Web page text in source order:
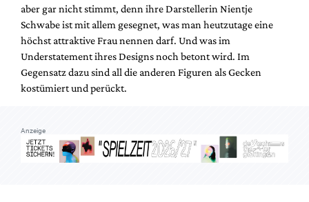
aber gar nicht stimmt, denn ihre Darstellerin Nientje
Schwabe ist mit allem gesegnet, was man heutzutage eine
höchst attraktive Frau nennen darf. Und was im
Understatement ihres Designs noch betont wird. Im
Gegensatz dazu sind all die anderen Figuren als Gecken
kostümiert und perückt.
Anzeige